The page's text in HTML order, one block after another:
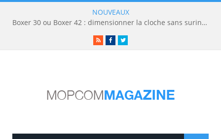
NOUVEAUX
Boxer 30 ou Boxer 42 : dimensionner la cloche sans surinvestir
RSSFacebookTwitter